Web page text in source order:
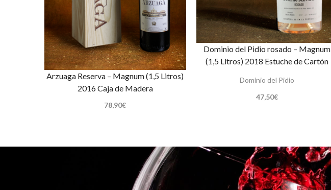
Arzuaga Reserva – Magnum (1,5 Litros)
2016 Caja de Madera
78,90€
Dominio del Pidio rosado – Magnum
(1,5 Litros) 2018 Estuche de Cartón
Dominio del Pidio
47,50€